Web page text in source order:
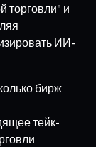
торговли" и
ИИ-
бирж
тейк-